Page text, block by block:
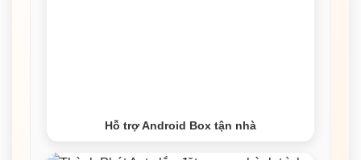
Hỗ trợ Android Box tận nhà